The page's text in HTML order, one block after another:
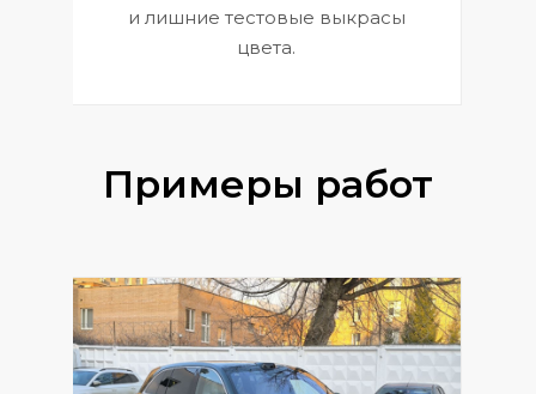
и лишние тестовые выкрасы
цвета.
Примеры работ